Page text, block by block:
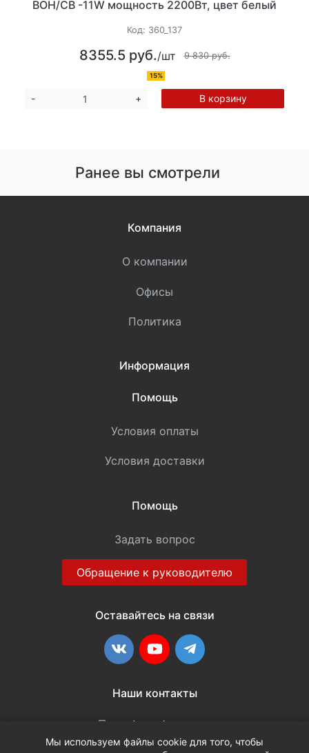
BOH/CB -11W мощность 2200Вт, цвет белый
Код: 360_137
8355.5 руб./шт 9 830 руб.
15%
- + В корзину
Ранее вы смотрели
Мы используем файлы cookie для того, чтобы
Компания
О компании
Офисы
Политика
Информация
Помощь
Условия оплаты
Условия доставки
Помощь
Задать вопрос
Обращение к руководителю
Оставайтесь на связи
ВКонтакте
YouTubeTelegram
Наши контакты
+7 (3452) 515-048